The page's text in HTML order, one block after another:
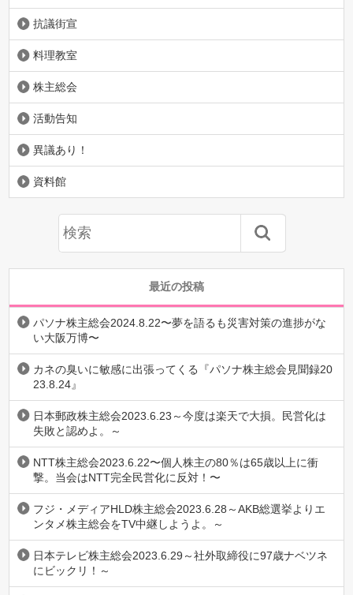
抗議街宣
料理教室
株主総会
活動告知
異議あり！
資料館
最近の投稿
パソナ株主総会2024.8.22〜夢を語るも災害対策の進捗がな
い大阪万博〜
カネの臭いに敏感に出張ってくる『パソナ株主総会見聞録20
23.8.24』
日本郵政株主総会2023.6.23～今度は楽天で大損。民営化は
失敗と認めよ。～
NTT株主総会2023.6.22〜個人株主の80％は65歳以上に衝
撃。当会はNTT完全民営化に反対！〜
フジ・メディアHLD株主総会2023.6.28～AKB総選挙よりエ
ンタメ株主総会をTV中継しようよ。～
日本テレビ株主総会2023.6.29～社外取締役に97歳ナベツネ
にビックリ！～